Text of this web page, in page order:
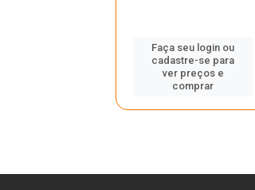
Faça seu login ou
cadastre-se para
ver preços e
comprar